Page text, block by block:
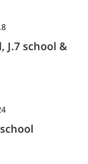
J.7 school &